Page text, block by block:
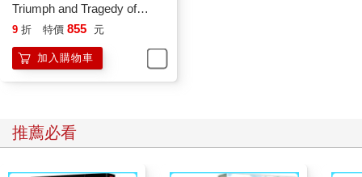
Triumph and Tragedy of
J.Robert Oppenheimer
9 折 特價 855 元
加入購物車
推薦必看